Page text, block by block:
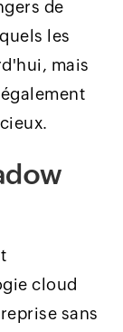
de
les
mais
cloud
sans